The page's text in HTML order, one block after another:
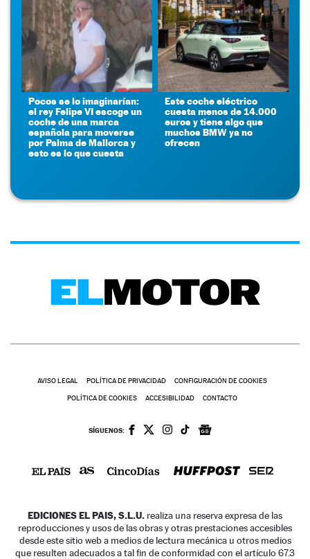
Pocos se lo imaginarían:
el rey Felipe VI escoge un
coche de una marca
española para moverse
por Palma de Mallorca y
esto es lo que cuesta
Este coche eléctrico
cuesta menos de 14.000
euros y tiene algo que
muchos BMW ya no
ofrecen
AVISO LEGAL POLÍTICA DE PRIVACIDAD CONFIGURACIÓN DE COOKIES
POLÍTICA DE COOKIES ACCESIBILIDAD CONTACTO
SÍGUENOS:
EDICIONES EL PAIS, S.L.U. realiza una reserva expresa de las
reproducciones y usos de las obras y otras prestaciones accesibles
desde este sitio web a medios de lectura mecánica u otros medios
que resulten adecuados a tal fin de conformidad con el artículo 67.3